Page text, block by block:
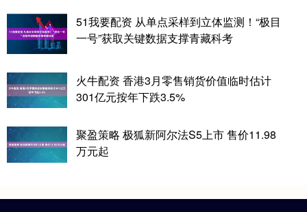
51我要配资 从单点采样到立体监测！“极目
一号”获取关键数据支撑青藏科考
火牛配资 香港3月零售销货价值临时估计
301亿元按年下跌3.5%
聚盈策略 极狐新阿尔法S5上市 售价11.98
万元起